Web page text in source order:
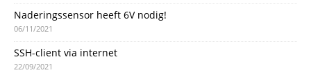
Naderingssensor heeft 6V nodig!
06/11/2021
SSH-client via internet
22/09/2021